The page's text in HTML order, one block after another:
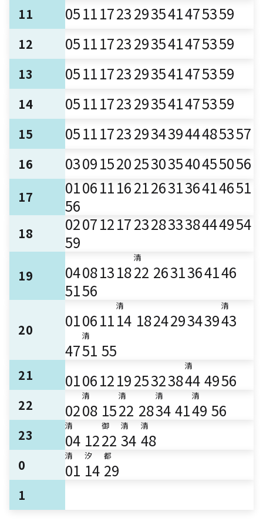
11 05111723293541475359
12 05111723293541475359
13 05111723293541475359
14 05111723293541475359
15 0511172329343944485357
16 0309152025303540455056
17 0106111621263136414651
56
18 0207121723283338444954
59
19 04081318
清
22 2631364146
5156
20 010611
清
14 1824293439
清
43
47
清
51 55
21 01061219253238
清
44 4956
22 02
清
08 15
清
22 28
清
34 41
清
49 56
23
清
04 12
御
22
清
34
清
48
0
清
01
汐
14
都
29
1